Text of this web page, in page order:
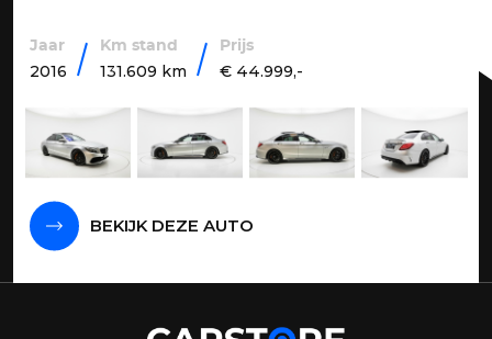
Jaar
2016
Km stand
131.609 km
Prijs
€ 44.999,-
BEKIJK DEZE AUTO